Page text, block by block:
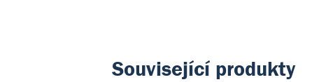
Související produkty